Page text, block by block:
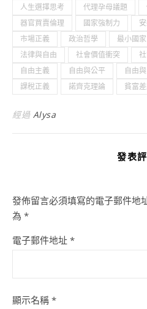
人生選擇思考 代理孕母議題
器官買賣倫理
國家強制力
市場正義
政治哲學 最小國家
法律與自由
社會價值衝突
自由主義
自由與公平 自由
課稅正義
諾齊克理論 貧富
經過 Alysa
發表
發佈留言必須填寫的電子郵件地
為 *
電子郵件地址 *
顯示名稱 *